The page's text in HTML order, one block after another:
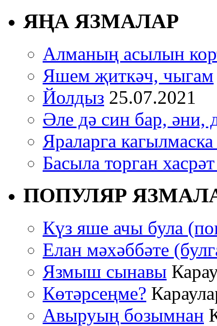
ЯҢА ЯЗМАЛАР
Алманың асылын
Яшем җиткәч, чыгам
Йолдыз 25.07.2021
Әле дә син бар, әни,
Яраларга
Басыла торган
ПОПУЛЯР
Күз яше ачы була
Елан мәхәббәте
Язмыш сынавы
Көтәрсеңме?
Авыруың бозымнан